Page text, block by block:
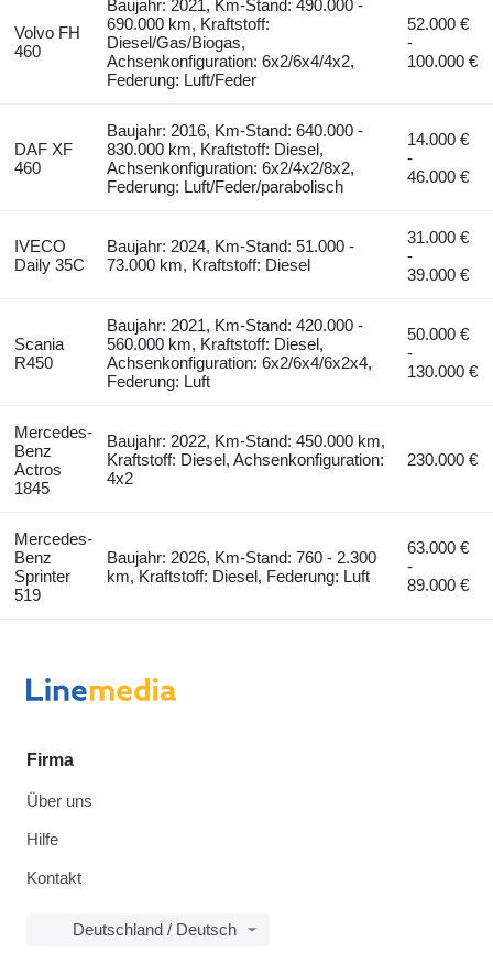
Volvo FH
460
Baujahr: 2021, Km-Stand: 490.000 -
690.000 km, Kraftstoff:
Diesel/Gas/Biogas,
Achsenkonfiguration: 6x2/6x4/4x2,
Federung: Luft/Feder
52.000 €
-
100.000 €
DAF XF
460
Baujahr: 2016, Km-Stand: 640.000 -
830.000 km, Kraftstoff: Diesel,
Achsenkonfiguration: 6x2/4x2/8x2,
Federung: Luft/Feder/parabolisch
14.000 €
-
46.000 €
IVECO
Daily 35C
Baujahr: 2024, Km-Stand: 51.000 -
73.000 km, Kraftstoff: Diesel
31.000 €
-
39.000 €
Scania
R450
Baujahr: 2021, Km-Stand: 420.000 -
560.000 km, Kraftstoff: Diesel,
Achsenkonfiguration: 6x2/6x4/6x2x4,
Federung: Luft
50.000 €
-
130.000 €
Mercedes-
Benz
Actros
1845
Baujahr: 2022, Km-Stand: 450.000 km,
Kraftstoff: Diesel, Achsenkonfiguration:
4x2
230.000 €
Mercedes-
Benz
Sprinter
519
Baujahr: 2026, Km-Stand: 760 - 2.300
km, Kraftstoff: Diesel, Federung: Luft
63.000 €
-
89.000 €
Firma
Über uns
Hilfe
Kontakt
Deutschland / Deutsch